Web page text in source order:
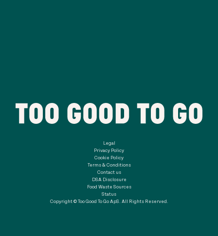
Legal
Privacy Policy
Cookie Policy
Terms & Conditions
Contact us
DSA Disclosure
Food Waste Sources
Status
Copyright © Too Good To Go ApS. All Rights Reserved.